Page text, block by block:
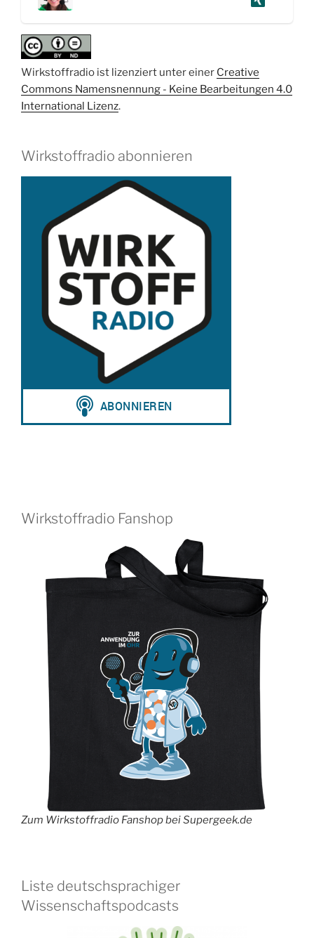
Wirkstoffradio ist lizenziert unter einer Creative
Commons Namensnennung - Keine Bearbeitungen 4.0
International Lizenz.
Wirkstoffradio abonnieren
Wirkstoffradio Fanshop
Zum Wirkstoffradio Fanshop bei Supergeek.de
Liste deutschsprachiger
Wissenschaftspodcasts